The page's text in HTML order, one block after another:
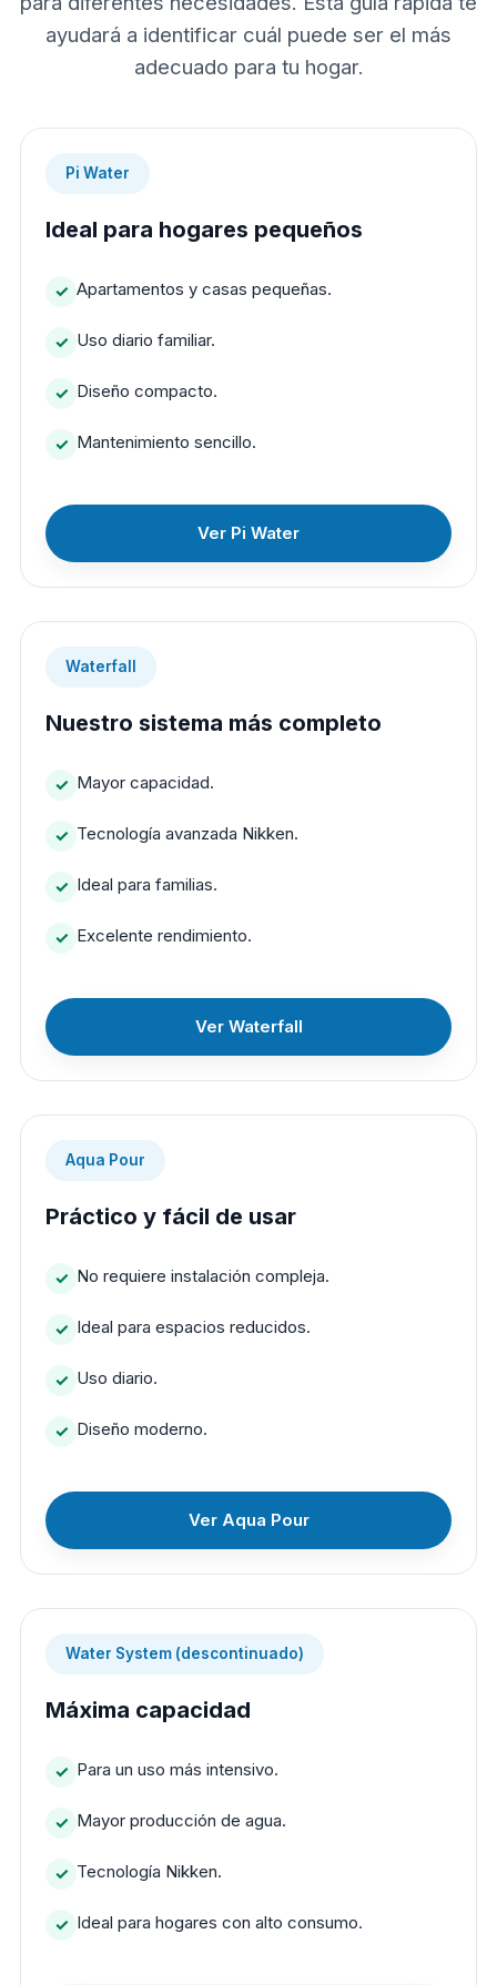
ayudará a identificar cuál puede ser el más
adecuado para tu hogar.
Pi Water
Ideal para hogares pequeños
Apartamentos y casas pequeñas.
Uso diario familiar.
Diseño compacto.
Mantenimiento sencillo.
Ver Pi Water
Waterfall
Nuestro sistema más completo
Mayor capacidad.
Tecnología avanzada Nikken.
Ideal para familias.
Excelente rendimiento.
Ver Waterfall
Aqua Pour
Práctico y fácil de usar
No requiere instalación compleja.
Ideal para espacios reducidos.
Uso diario.
Diseño moderno.
Ver Aqua Pour
Water System (descontinuado)
Máxima capacidad
Para un uso más intensivo.
Mayor producción de agua.
Tecnología Nikken.
Ideal para hogares con alto consumo.